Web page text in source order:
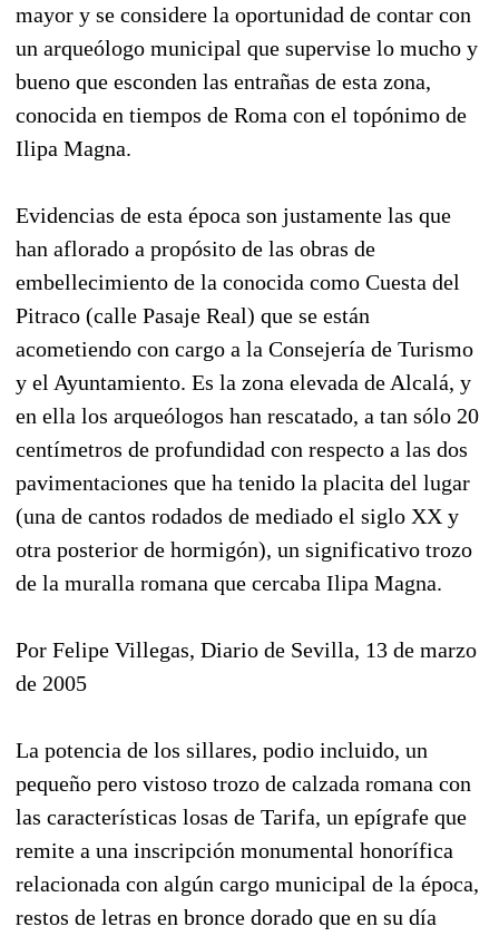
mayor y se considere la oportunidad de contar con
un arqueólogo municipal que supervise lo mucho y
bueno que esconden las entrañas de esta zona,
conocida en tiempos de Roma con el topónimo de
Ilipa Magna.
Evidencias de esta época son justamente las que
han aflorado a propósito de las obras de
embellecimiento de la conocida como Cuesta del
Pitraco (calle Pasaje Real) que se están
acometiendo con cargo a la Consejería de Turismo
y el Ayuntamiento. Es la zona elevada de Alcalá, y
en ella los arqueólogos han rescatado, a tan sólo 20
centímetros de profundidad con respecto a las dos
pavimentaciones que ha tenido la placita del lugar
(una de cantos rodados de mediado el siglo XX y
otra posterior de hormigón), un significativo trozo
de la muralla romana que cercaba Ilipa Magna.
Por Felipe Villegas, Diario de Sevilla, 13 de marzo
de 2005
La potencia de los sillares, podio incluido, un
pequeño pero vistoso trozo de calzada romana con
las características losas de Tarifa, un epígrafe que
remite a una inscripción monumental honorífica
relacionada con algún cargo municipal de la época,
restos de letras en bronce dorado que en su día